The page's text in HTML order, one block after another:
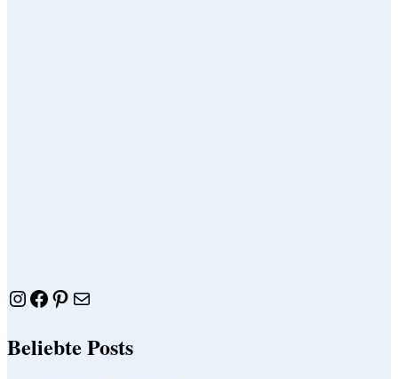
Instagram
Facebook
Pinterest
E-Mail
Beliebte Posts